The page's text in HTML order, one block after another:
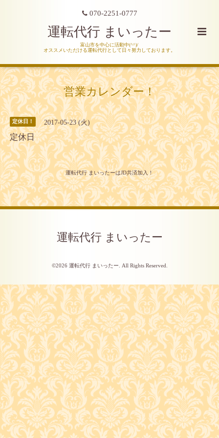
070-2251-0777
運転代行 まいったー
富山市を中心に活動中(^^)/
オススメいただける運転代行として日々努力しております。
営業カレンダー！
定休日！ 2017-05-23 (火)
定休日
運転代行 まいったーはJD共済加入！
運転代行 まいったー
©2026 運転代行 まいったー . All Rights Reserved.